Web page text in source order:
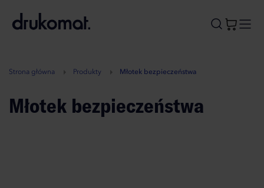
A
Strona główna Produkty Młotek bezpieczeństwa
Młotek bezpieczeństwa